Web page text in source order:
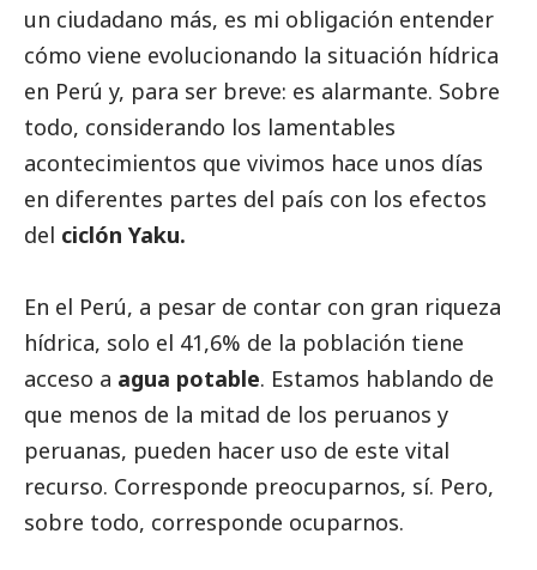
un ciudadano más, es mi obligación entender
cómo viene evolucionando la situación hídrica
en Perú y, para ser breve: es alarmante. Sobre
todo, considerando los lamentables
acontecimientos que vivimos hace unos días
en diferentes partes del país con los efectos
del ciclón Yaku.
En el Perú, a pesar de contar con gran riqueza
hídrica, solo el 41,6% de la población tiene
acceso a agua potable. Estamos hablando de
que menos de la mitad de los peruanos y
peruanas, pueden hacer uso de este vital
recurso. Corresponde preocuparnos, sí. Pero,
sobre todo, corresponde ocuparnos.